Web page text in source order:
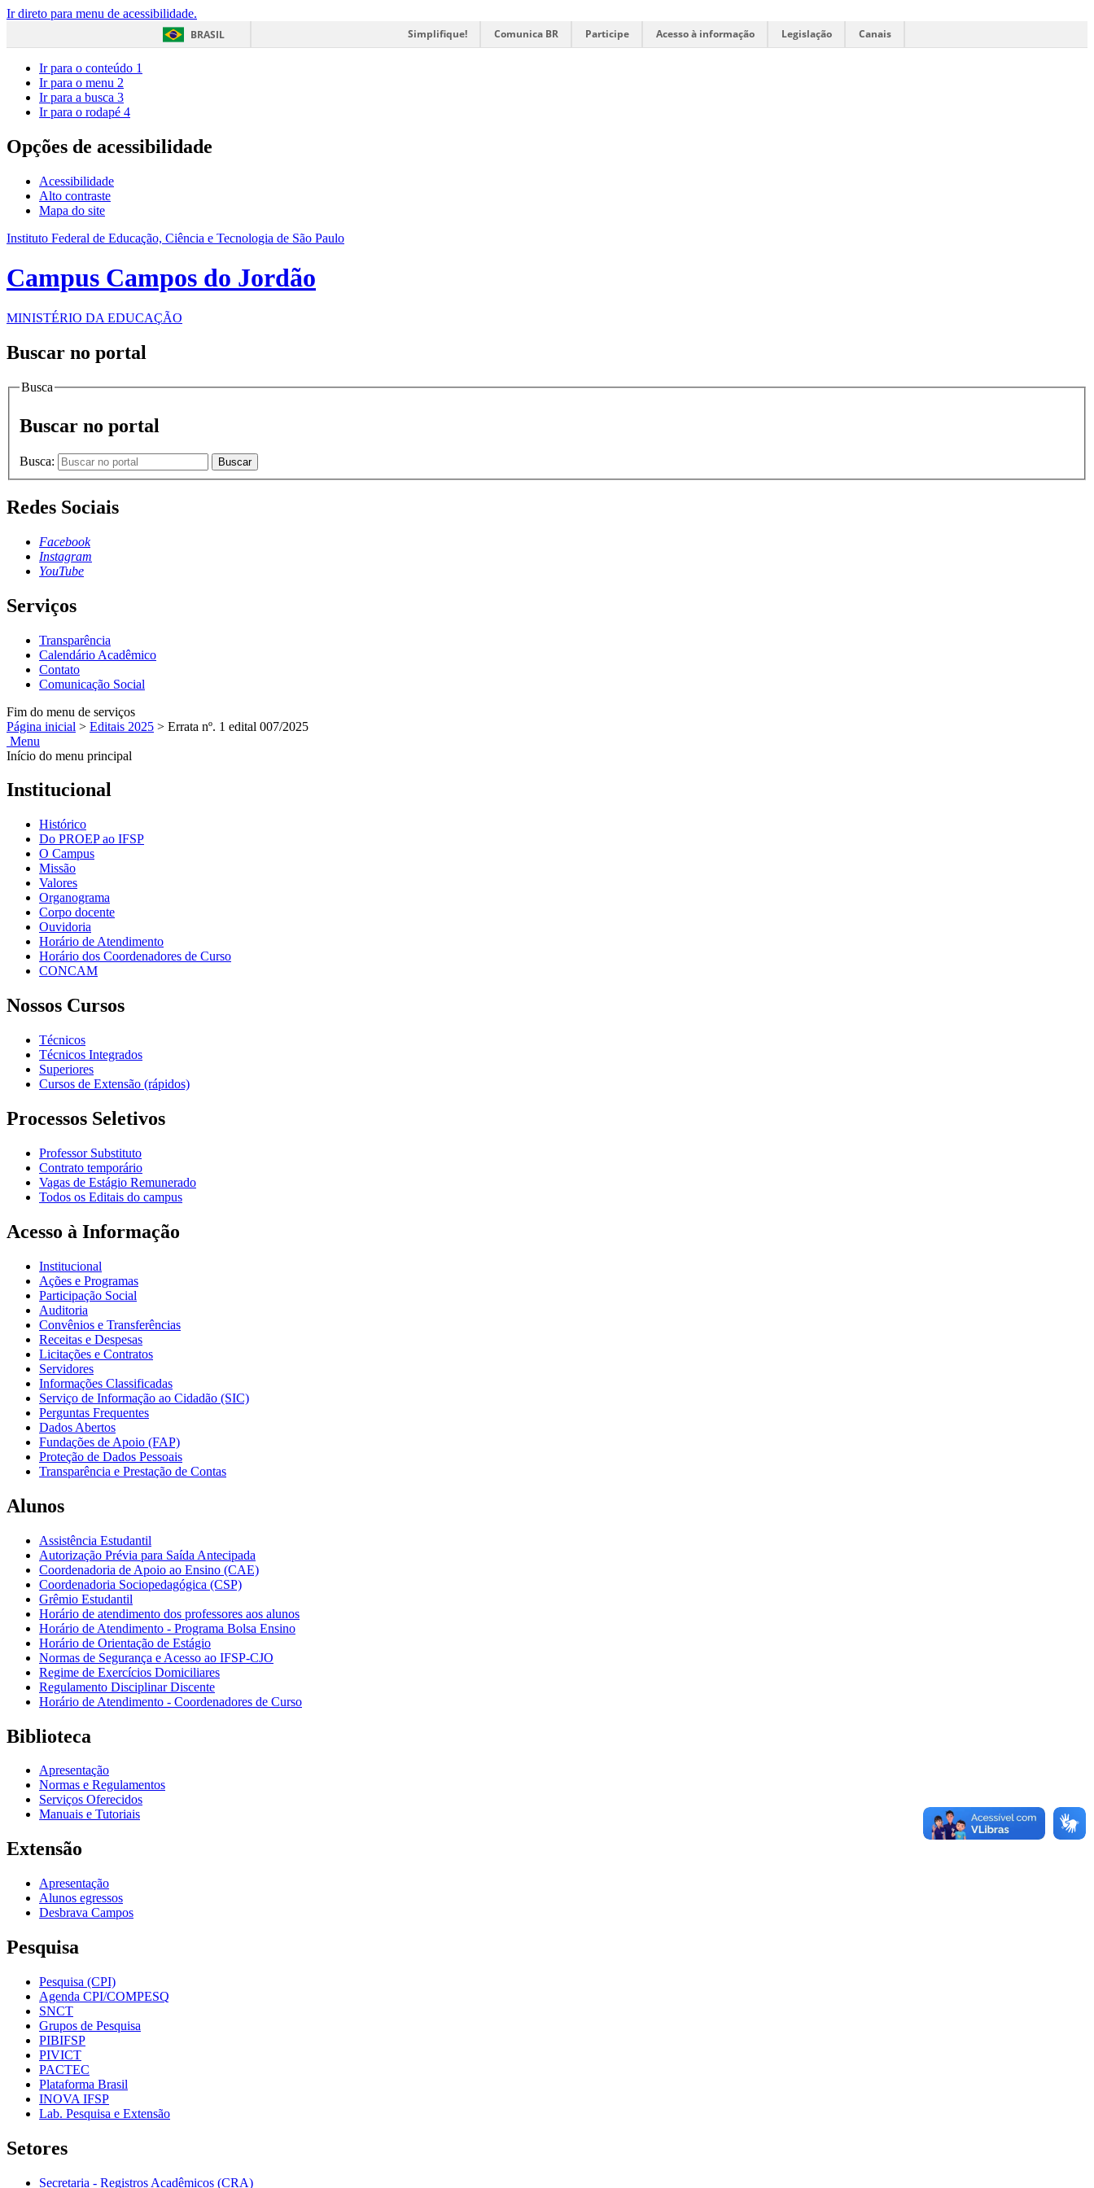
Ir direto para menu de acessibilidade.
BRASIL
Simplifique! Comunica BR Participe Acesso à informação Legislação Canais
Ir para o conteúdo 1
Ir para o menu 2
Ir para a busca 3
Ir para o rodapé 4
Opções de acessibilidade
Acessibilidade
Alto contraste
Mapa do site
Instituto Federal de Educação, Ciência e Tecnologia de São Paulo
Campus Campos do Jordão
MINISTÉRIO DA EDUCAÇÃO
Buscar no portal
Busca
Buscar no portal
Busca: Buscar
Redes Sociais
Facebook
Instagram
YouTube
Serviços
Transparência
Calendário Acadêmico
Contato
Comunicação Social
Fim do menu de serviços
Página inicial > Editais 2025 > Errata nº. 1 edital 007/2025
Menu
Início do menu principal
Institucional
Histórico
Do PROEP ao IFSP
O Campus
Missão
Valores
Organograma
Corpo docente
Ouvidoria
Horário de Atendimento
Horário dos Coordenadores de Curso
CONCAM
Nossos Cursos
Técnicos
Técnicos Integrados
Superiores
Cursos de Extensão (rápidos)
Processos Seletivos
Professor Substituto
Contrato temporário
Vagas de Estágio Remunerado
Todos os Editais do campus
Acesso à Informação
Institucional
Ações e Programas
Participação Social
Auditoria
Convênios e Transferências
Receitas e Despesas
Licitações e Contratos
Servidores
Informações Classificadas
Serviço de Informação ao Cidadão (SIC)
Perguntas Frequentes
Dados Abertos
Fundações de Apoio (FAP)
Proteção de Dados Pessoais
Transparência e Prestação de Contas
Alunos
Assistência Estudantil
Autorização Prévia para Saída Antecipada
Coordenadoria de Apoio ao Ensino (CAE)
Coordenadoria Sociopedagógica (CSP)
Grêmio Estudantil
Horário de atendimento dos professores aos alunos
Horário de Atendimento - Programa Bolsa Ensino
Horário de Orientação de Estágio
Normas de Segurança e Acesso ao IFSP-CJO
Regime de Exercícios Domiciliares
Regulamento Disciplinar Discente
Horário de Atendimento - Coordenadores de Curso
Biblioteca
Apresentação
Normas e Regulamentos
Serviços Oferecidos
Manuais e Tutoriais
Extensão
Apresentação
Alunos egressos
Desbrava Campos
Pesquisa
Pesquisa (CPI)
Agenda CPI/COMPESQ
SNCT
Grupos de Pesquisa
PIBIFSP
PIVICT
PACTEC
Plataforma Brasil
INOVA IFSP
Lab. Pesquisa e Extensão
Setores
Secretaria - Registros Acadêmicos (CRA)